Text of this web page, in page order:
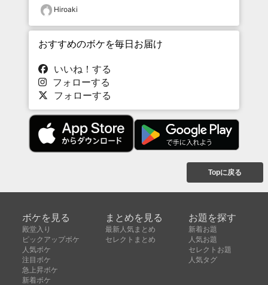
Hiroaki
おすすめのボケを毎日お届け
いいね！する
フォローする
フォローする
Topに戻る
ボケを見る
殿堂入り
ピックアップボケ
人気ボケ
注目ボケ
急上昇ボケ
新着ボケ
まとめを見る
最新人気まとめ
セレクトまとめ
お題を探す
新着お題
人気お題
セレクトお題
人気タグ